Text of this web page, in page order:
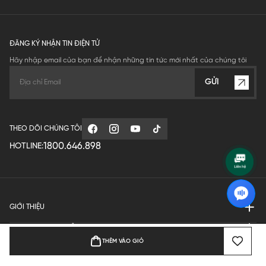
THÊM VÀO GIỎ
ĐĂNG KÝ NHẬN TIN ĐIỆN TỬ
Hãy nhập email của bạn để nhận những tin tức mới nhất của chúng tôi
GỬI
THEO DÕI CHÚNG TÔI
HOTLINE:1800.646.898
GIỚI THIỆU
QUY ĐỊNH HOẠT ĐỘNG